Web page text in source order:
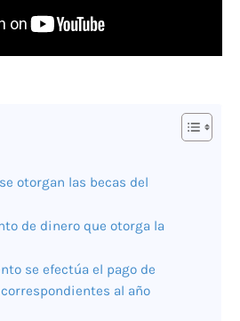
otorgan las becas del
de dinero que otorga la
se efectúa el pago de
correspondientes al año